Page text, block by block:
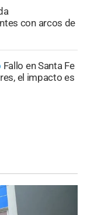
con arcos de
Fallo en Santa Fe
el impacto es